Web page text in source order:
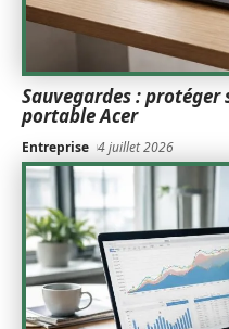
Sauvegardes : protéger
portable Acer
Entreprise 4 juillet 2026